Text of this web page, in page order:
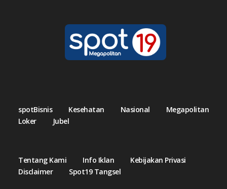
spotBisnis Kesehatan Nasional
Megapolitan
Loker
Jubel
Tentang Kami Info Iklan
Kebijakan Privasi
Disclaimer
Spot19 Tangsel